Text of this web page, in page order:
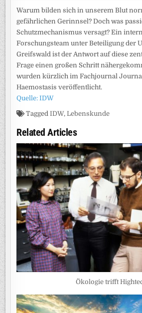
Warum bilden sich in unserem Blut
gefährlichen Gerinnsel? Doch was
Schutzmechanismus versagt? Ein
Forschungsteam unter Beteiligung der
Greifswald ist der Antwort auf diese
Frage einen großen Schritt
wurden kürzlich im Fachjournal
Haemostasis veröffentlicht.
Quelle: IDW
TaggedIDW,Lebenskunde
Related Articles
Ökologie trifft